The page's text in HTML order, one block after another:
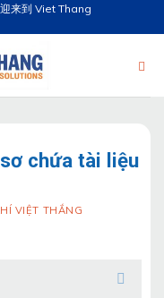
来到 Viet Thang
chứa tài liệu
VIỆT THẮNG